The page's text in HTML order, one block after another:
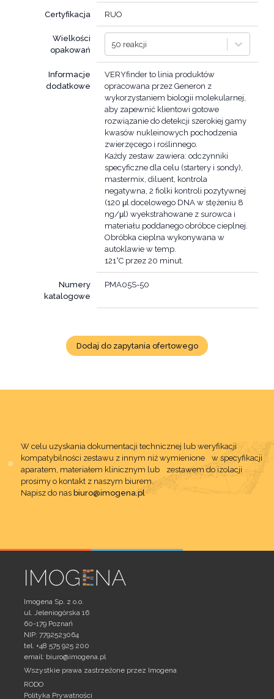
Certyfikacja RUO
Wielkości
opakowań
50 reakcji
Informacje
dodatkowe
VERYfinder to linia produktów
opracowana przez Generon z
wykorzystaniem biologii molekularnej,
aby zapewnić klientowi gotowe
rozwiązanie do detekcji szerokiej gamy
kwasów nukleinowych pochodzenia
zwierzęcego i roślinnego.
Każdy zestaw zawiera: odczynniki
specyficzne dla celu (startery i sondy),
mastermix, diluent, kontrola
negatywna, 2 fiolki kontroli pozytywnej
(120 μl docelowego DNA w stężeniu 8
ng/μl) wyekstrahowane z surowca i
materiału poddanego obróbce cieplnej.
Obróbka cieplna wykonywana w
autoklawie w temp.
121°C przez 20 minut.
Numery
katalogowe
PMA05S-50
Dodaj do zapytania ofertowego
W celu uzyskania dokumentacji technicznej lub weryfikacji
kompatybilności zestawu z innym niż wymienione w specyfikacji
aparatem, materiałem klinicznym lub zestawem do izolacji
prosimy o kontakt z naszym biurem.
Napisz do nas biuro@imogena.pl
Imogena Sp. z o.o.
ul. Jeleniogórska 16
60-179 Poznań
NIP: 7792523064
tel. +48 575 925 200
email: biuro@imogena.pl
Wszystkie prawa zastrzeżone przez Imogena
RODO
Polityka Prywatności